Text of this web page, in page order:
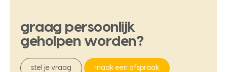
graag persoonlijk
geholpen worden?
stel je vraag maak een afspraak